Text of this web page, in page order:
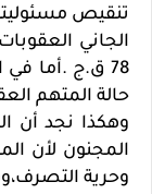
تنقيص
الجاني
78 ق.ج .أما
حالة المتهم
وهكذا نجد أن
المجنون لأن
وحرية